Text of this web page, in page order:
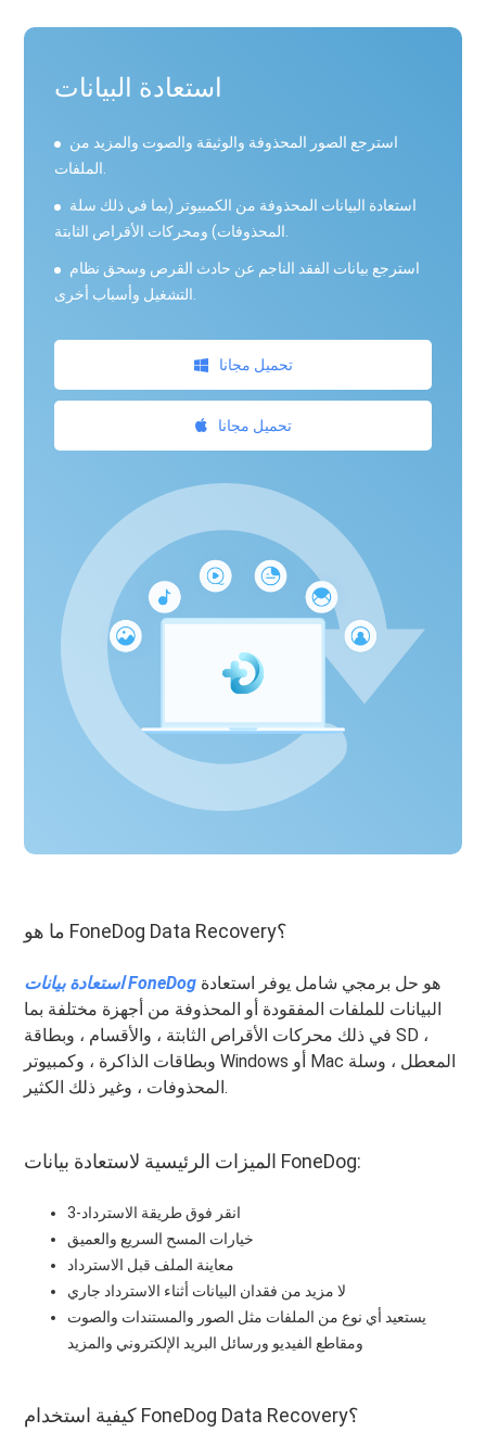
استعادة البيانات
استرجع الصور المحذوفة والوثيقة والصوت والمزيد من
استعادة البيانات المحذوفة من الكمبيوتر (بما في ذلك سلة
استرجع بيانات الفقد الناجم عن حادث القرص وسحق نظام
تحميل مجانا
تحميل مجانا
ما هو FoneDog Data Recovery؟
استعادة بيانات FoneDog
البيانات للملفات المفقودة أو المحذوفة من أجهزة مختلفة بما
في ذلك محركات الأقراص الثابتة ، والأقسام ، وبطاقة SD ،
وبطاقات الذاكرة ، وكمبيوتر Windows أو Mac المعطل ، وسلة
المحذوفات ، وغير ذلك الكثير.
الميزات الرئيسية لاستعادة بيانات FoneDog:
3-انقر فوق طريقة الاسترداد
خيارات المسح السريع والعميق
معاينة الملف قبل الاسترداد
لا مزيد من فقدان البيانات أثناء الاسترداد جاري
يستعيد أي نوع من الملفات مثل الصور والمستندات والصوت
ومقاطع الفيديو ورسائل البريد الإلكتروني والمزيد
كيفية استخدام FoneDog Data Recovery؟